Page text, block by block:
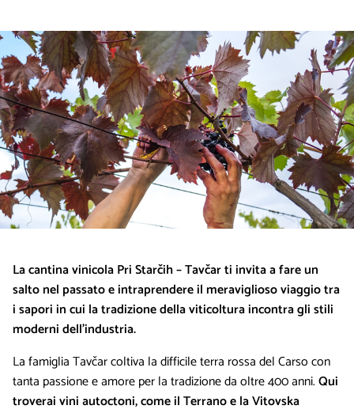
La cantina vinicola Pri Starčih – Tavčar ti invita a fare un
salto nel passato e intraprendere il meraviglioso viaggio tra
i sapori in cui la tradizione della viticoltura incontra gli stili
moderni dell’industria.
La famiglia Tavčar coltiva la difficile terra rossa del Carso con
tanta passione e amore per la tradizione da oltre 400 anni.Qui
troverai vini autoctoni, come il Terrano e la Vitovska